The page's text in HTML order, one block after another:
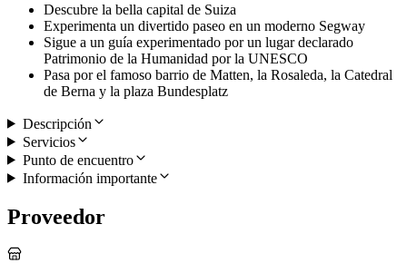
Descubre la bella capital de Suiza
Experimenta un divertido paseo en un moderno Segway
Sigue a un guía experimentado por un lugar declarado
Patrimonio de la Humanidad por la UNESCO
Pasa por el famoso barrio de Matten, la Rosaleda, la Catedral
de Berna y la plaza Bundesplatz
Descripción
Servicios
Punto de encuentro
Información importante
Proveedor